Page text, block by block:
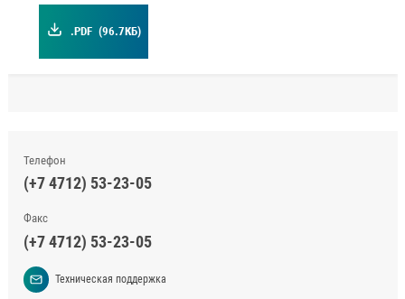
.PDF (96.7КБ)
Телефон
(+7 4712) 53-23-05
Факс
(+7 4712) 53-23-05
Техническая поддержка